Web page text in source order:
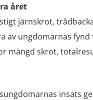
året
järnskrot,
av ungdomarnas
mängd skrot,
insats